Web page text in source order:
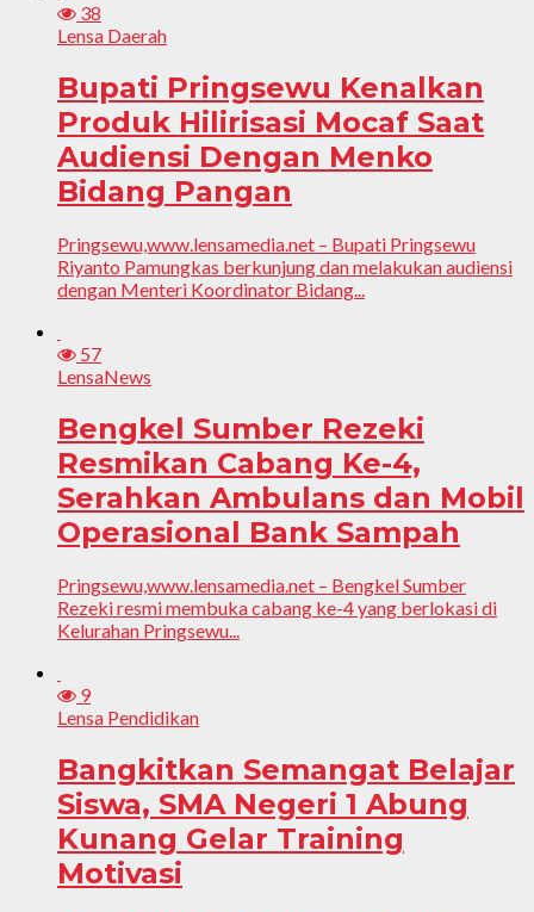
38
Lensa Daerah
Bupati Pringsewu Kenalkan
Produk Hilirisasi Mocaf Saat
Audiensi Dengan Menko
Bidang Pangan
Pringsewu,www.lensamedia.net – Bupati Pringsewu
Riyanto Pamungkas berkunjung dan melakukan audiensi
dengan Menteri Koordinator Bidang...
57
LensaNews
Bengkel Sumber Rezeki
Resmikan Cabang Ke-4,
Serahkan Ambulans dan Mobil
Operasional Bank Sampah
Pringsewu,www.lensamedia.net – Bengkel Sumber
Rezeki resmi membuka cabang ke-4 yang berlokasi di
Kelurahan Pringsewu...
9
Lensa Pendidikan
Bangkitkan Semangat Belajar
Siswa, SMA Negeri 1 Abung
Kunang Gelar Training
Motivasi